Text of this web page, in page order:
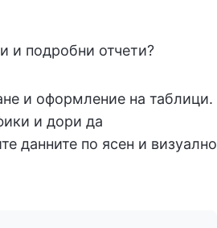
и подробни отчети?
и оформление на таблици.
и дори да
данните по ясен и визуално